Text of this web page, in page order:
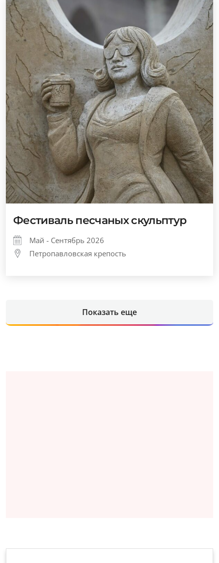
Фестиваль песчаных скульптур
Май - Сентябрь 2026
Петропавловская крепость
Показать еще